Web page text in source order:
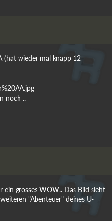
(hat wieder mal knapp 12
noch ..
ein grosses WOW.. Das Bild sieht
"Abenteuer" deines U-